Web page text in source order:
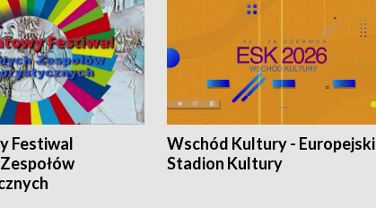
Festiwal
Wschód Kultury - Europejski
Stadion Kultury